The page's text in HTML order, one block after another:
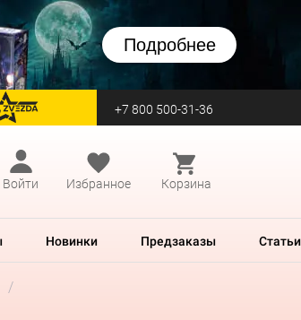
Подробнее
перейти на Zvezda +7 800 500-31-36
Войти
Избранное Корзина
Новинки Предзаказы Статьи